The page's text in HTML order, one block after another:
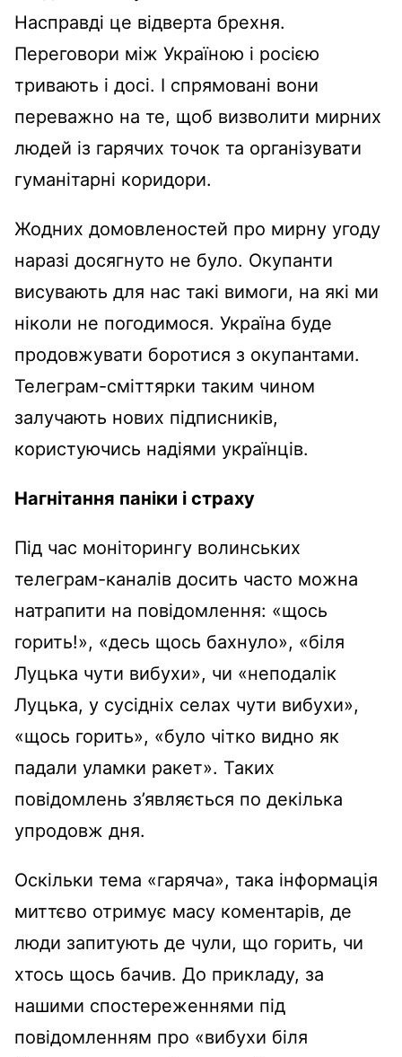
Насправді це відверта брехня.
Переговори між Україною і росією
тривають і досі. І спрямовані вони
переважно на те, щоб визволити мирних
людей із гарячих точок та організувати
гуманітарні коридори.
Жодних домовленостей про мирну угоду
наразі досягнуто не було. Окупанти
висувають для нас такі вимоги, на які ми
ніколи не погодимося. Україна буде
продовжувати боротися з окупантами.
Телеграм-сміттярки таким чином
залучають нових підписників,
користуючись надіями українців.
Нагнітання паніки і страху
Під час моніторингу волинських
телеграм-каналів досить часто можна
натрапити на повідомлення: «щось
горить!», «десь щось бахнуло», «біля
Луцька чути вибухи», чи «неподалік
Луцька, у сусідніх селах чути вибухи»,
«щось горить», «було чітко видно як
падали уламки ракет». Таких
повідомлень з’являється по декілька
упродовж дня.
Оскільки тема «гаряча», така інформація
миттєво отримує масу коментарів, де
люди запитують де чули, що горить, чи
хтось щось бачив. До прикладу, за
нашими спостереженнями під
повідомленням про «вибухи біля